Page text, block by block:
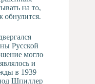
на то,
обнулится.
Русской
могло
и
в 1939
Шпиллер